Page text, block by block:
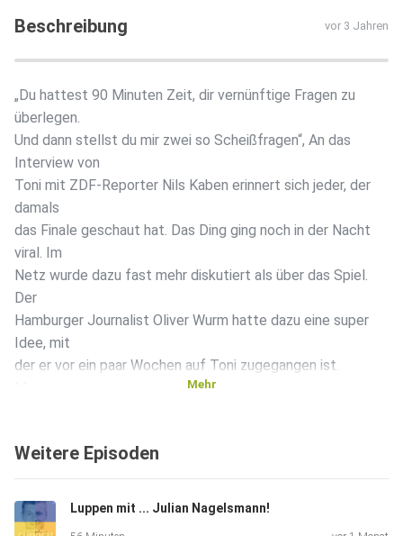
Beschreibung vor 3 Jahren
„Du hattest 90 Minuten Zeit, dir vernünftige Fragen zu
überlegen.
Und dann stellst du mir zwei so Scheißfragen“, An das
Interview von
Toni mit ZDF-Reporter Nils Kaben erinnert sich jeder, der
damals
das Finale geschaut hat. Das Ding ging noch in der Nacht
viral. Im
Netz wurde dazu fast mehr diskutiert als über das Spiel.
Der
Hamburger Journalist Oliver Wurm hatte dazu eine super
Idee, mit
der er vor ein paar Wochen auf Toni zugegangen ist.
neue Champions League Saison statt. Das sind, reiner
90 Tage nach dem Finale. Olivers Idee: Wir bitten 90
Menschen –
Mehr
Weitere Episoden
Luppen mit ... Julian Nagelsmann!